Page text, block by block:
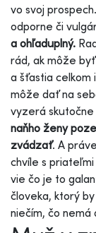
vo svoj
odporne či
a ohľaduplný.
rád, ak môže
a šťastia celkom
môže dať na
vyzerá skutočne
naňho ženy
zvádzať. A
chvíle s
vie čo je to
človeka, ktorý
niečím, čo nemá